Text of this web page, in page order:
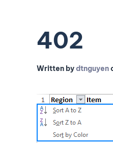
402
Written bydtnguyen